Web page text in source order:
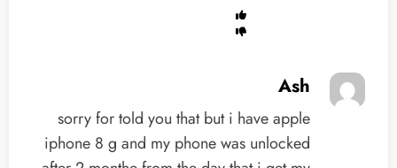
Ash
sorry for told you that but i have apple
iphone 8 g and my phone was unlocked